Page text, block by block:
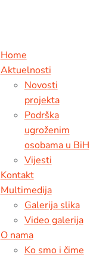
Home
Aktuelnosti
Novosti
projekta
Podrška
ugroženim
osobama u BiH
Vijesti
Kontakt
Multimedija
Galerija slika
Video galerija
O nama
Ko smo i čime